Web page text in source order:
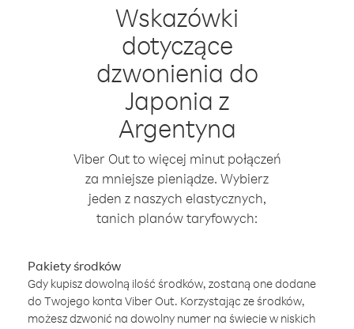
Wskazówki
dotyczące
dzwonienia do
Japonia z
Argentyna
Viber Out to więcej minut połączeń
za mniejsze pieniądze. Wybierz
jeden z naszych elastycznych,
tanich planów taryfowych:
Pakiety środków
Gdy kupisz dowolną ilość środków, zostaną one dodane
do Twojego konta Viber Out. Korzystając ze środków,
możesz dzwonić na dowolny numer na świecie w niskich